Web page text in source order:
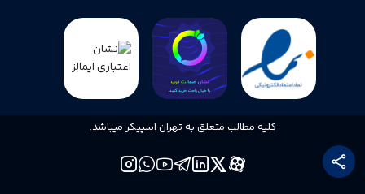
کلیه مطالب متعلق به تهران اسپیکر میباشد.